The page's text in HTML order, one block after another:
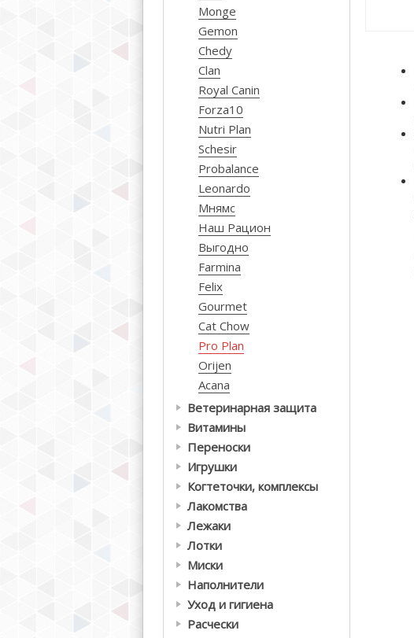
Monge
Gemon
Chedy
Clan
Royal Canin
Forza10
Nutri Plan
Schesir
Probalance
Leonardo
Мнямс
Наш Рацион
Выгодно
Farmina
Felix
Gourmet
Cat Chow
Pro Plan
Orijen
Acana
Ветеринарная защита
Витамины
Переноски
Игрушки
Когтеточки, комплексы
Лакомства
Лежаки
Лотки
Миски
Наполнители
Уход и гигиена
Расчески